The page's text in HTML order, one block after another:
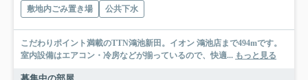
敷地内ごみ置き場 公共下水
こだわりポイント満載のTTN鴻池新田。イオン 鴻池店まで494mです。
室内設備はエアコン・冷房などが揃っているので、快適... もっと見る